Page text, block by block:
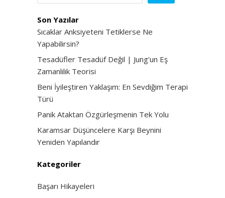
Son Yazılar
Sıcaklar Anksiyeteni Tetiklerse Ne
Yapabilirsin?
Tesadüfler Tesadüf Değil | Jung’un Eş
Zamanlılık Teorisi
Beni İyileştiren Yaklaşım: En Sevdiğim Terapi
Türü
Panik Ataktan Özgürleşmenin Tek Yolu
Karamsar Düşüncelere Karşı Beynini
Yeniden Yapılandır
Kategoriler
Başarı Hikayeleri